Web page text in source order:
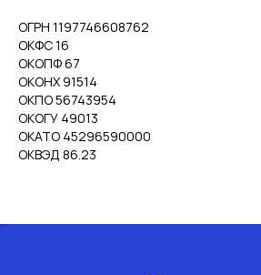
ОГРН 1197746608762
ОКФС 16
ОКОПФ 67
ОКОНХ 91514
ОКПО 56743954
ОКОГУ 49013
ОКАТО 45296590000
ОКВЭД 86.23